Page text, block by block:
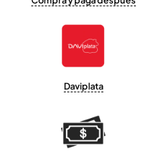
Daviplata